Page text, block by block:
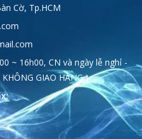
Cờ, Tp.HCM
~ 16h00, CN và ngày lễ nghỉ -
GIAO HÀNG )